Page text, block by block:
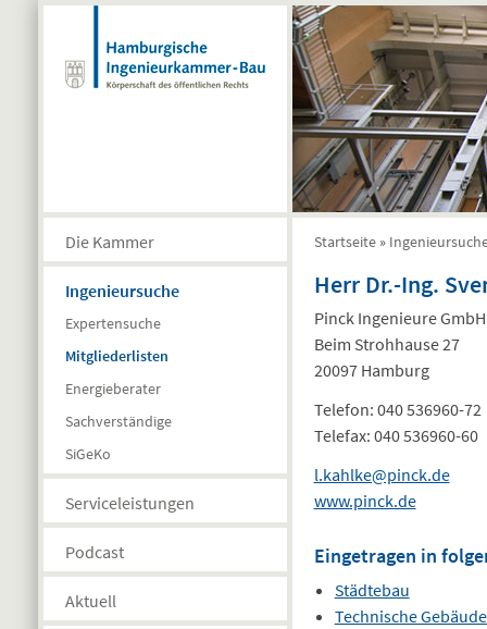
Direkt zum Inhalt
Die Kammer
Ingenieursuche
Expertensuche
Mitgliederlisten
Energieberater
Sachverständige
SiGeKo
Serviceleistungen
Podcast
Aktuell
Startseite »
Herr Dr.-Ing.
Pinck Ingenieure GmbH
Beim Strohhause 27
20097 Hamburg
Telefon: 040 536960-72
Telefax: 040 536960-60
l.kahlke@pinck.de
www.pinck.de
Eingetragen in
Städtebau
Technische